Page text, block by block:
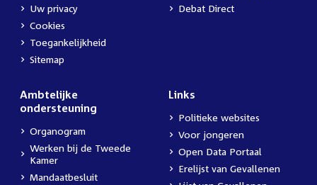
Uw privacy
Cookies
Toegankelijkheid
Sitemap
Debat Direct
Ambtelijke
ondersteuning
Organogram
Werken bij de Tweede
Kamer
Mandaatbesluit
Links
Politieke websites
Voor jongeren
Open Data Portaal
Erelijst van Gevallenen